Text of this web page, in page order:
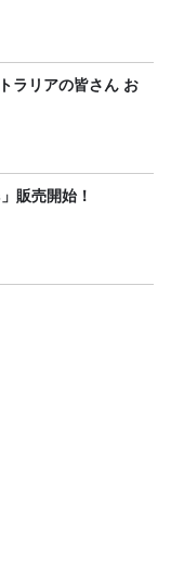
ラリアの皆さん お
販売開始！